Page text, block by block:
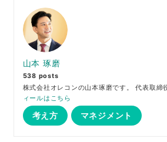
山本 琢磨
538 posts
株式会社オレコンの山本琢磨です。 代
ィールはこちら
考え方 マネジメント